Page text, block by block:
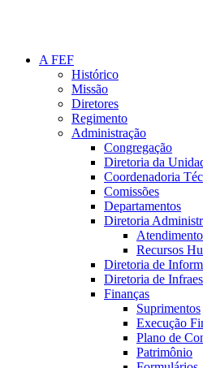
A FEF
Histórico
Missão
Diretores
Regimento
Administração
Congregação
Diretoria da
Coordenadoria
Comissões
Departamentos
Diretoria
Recursos
Diretoria de
Diretoria de
Finanças
Suprimentos
Execução
Plano de
Patrimônio